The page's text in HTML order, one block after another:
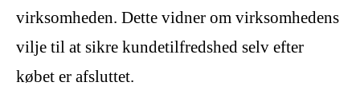
virksomheden. Dette vidner om virksomhedens
vilje til at sikre kundetilfredshed selv efter
købet er afsluttet.